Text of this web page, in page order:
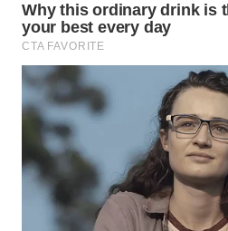
Considerada uma das mais
teve sua construção iniciada
inaugurada em 1967. Seu
contrasta com o interior,
Catedral de São Sebastião
altura e é o coração do